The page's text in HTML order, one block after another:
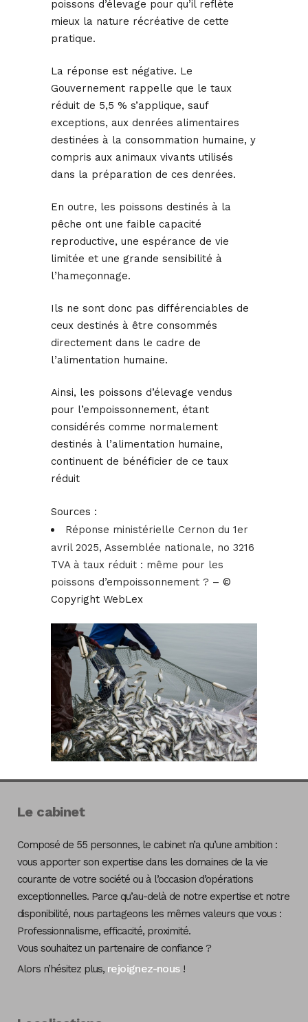
poissons d’élevage pour qu’il reflète
mieux la nature récréative de cette
pratique.
La réponse est négative. Le
Gouvernement rappelle que le taux
réduit de 5,5 % s’applique, sauf
exceptions, aux denrées alimentaires
destinées à la consommation humaine, y
compris aux animaux vivants utilisés
dans la préparation de ces denrées.
En outre, les poissons destinés à la
pêche ont une faible capacité
reproductive, une espérance de vie
limitée et une grande sensibilité à
l’hameçonnage.
Ils ne sont donc pas différenciables de
ceux destinés à être consommés
directement dans le cadre de
l’alimentation humaine.
Ainsi, les poissons d’élevage vendus
pour l’empoissonnement, étant
considérés comme normalement
destinés à l’alimentation humaine,
continuent de bénéficier de ce taux
réduit
Sources :
Réponse ministérielle Cernon du 1er
avril 2025, Assemblée nationale, no 3216
TVA à taux réduit : même pour les
poissons d’empoissonnement ? – ©
Copyright WebLex
Le cabinet
Composé de 55 personnes, le cabinet n’a qu’une ambition :
vous apporter son expertise dans les domaines de la vie
courante de votre société ou à l’occasion d’opérations
exceptionnelles. Parce qu’au-delà de notre expertise et notre
disponibilité, nous partageons les mêmes valeurs que vous :
Professionnalisme, efficacité, proximité.
Vous souhaitez un partenaire de confiance ?
Alors n’hésitez plus, rejoignez-nous!